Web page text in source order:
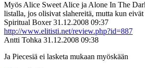
Myös Alice Sweet Alice ja Alone In The
listalla, jos olisivat slahereitä, mutta kun eivät
Spiritual Boxer 31.12.2008 09:37
http://www.elitisti.net/review.php?id=887
Antti Tohka 31.12.2008 09:38
Ja Piecesiä ei lasketa mukaan myöskään